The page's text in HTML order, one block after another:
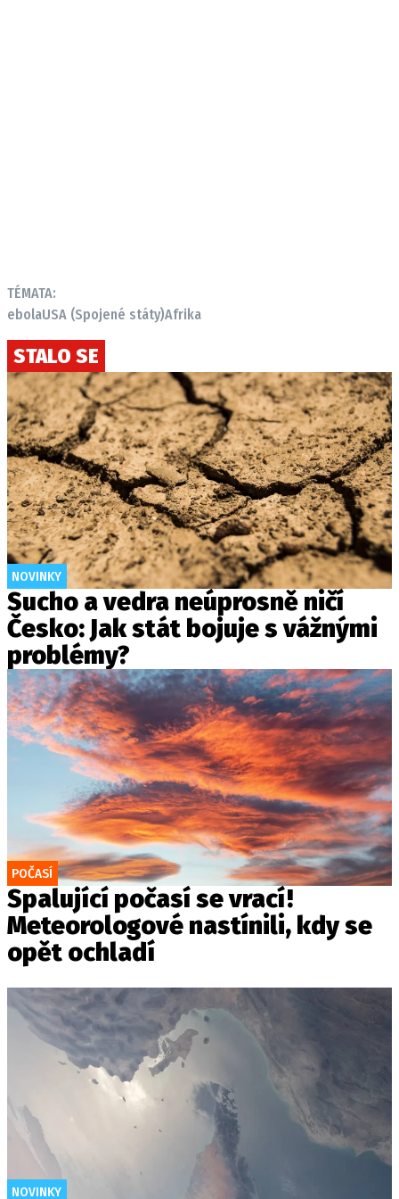
TÉMATA:
ebolaUSA (Spojené státy)Afrika
STALO SE
NOVINKY
Sucho a vedra neúprosně ničí
Česko: Jak stát bojuje s vážnými
problémy?
POČASÍ
Spalující počasí se vrací!
Meteorologové nastínili, kdy se
opět ochladí
NOVINKY